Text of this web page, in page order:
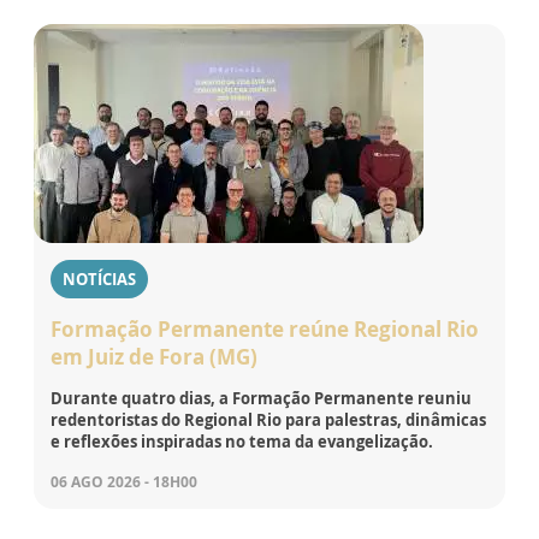
NOTÍCIAS
Formação Permanente reúne Regional Rio
em Juiz de Fora (MG)
Durante quatro dias, a Formação Permanente reuniu
redentoristas do Regional Rio para palestras, dinâmicas
e reflexões inspiradas no tema da evangelização.
06 AGO 2026 - 18H00